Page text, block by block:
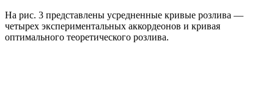
На рис. 3 представлены усредненные кривые розлива —
четырех экспериментальных аккордеонов и кривая
оптимального теоретического розлива.